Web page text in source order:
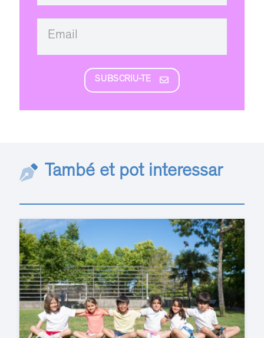
SUBSCRIU-TE
També et pot interessar